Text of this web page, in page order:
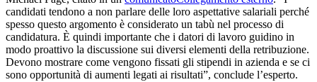
candidati tendono a non parlare delle loro aspettative salariali perché
spesso questo argomento è considerato un tabù nel processo di
candidatura. È quindi importante che i datori di lavoro guidino in
modo proattivo la discussione sui diversi elementi della retribuzione.
Devono mostrare come vengono fissati gli stipendi in azienda e se ci
sono opportunità di aumenti legati ai risultati”, conclude l’esperto.